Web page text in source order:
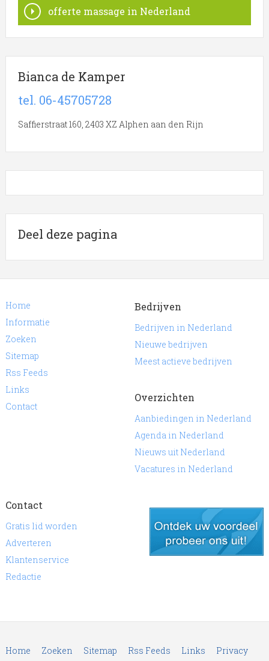
offerte massage in Nederland
Bianca de Kamper
tel. 06-45705728
Saffierstraat 160, 2403 XZ Alphen aan den Rijn
Deel deze pagina
Home
Informatie
Zoeken
Sitemap
Rss Feeds
Links
Contact
Bedrijven
Bedrijven in Nederland
Nieuwe bedrijven
Meest actieve bedrijven
Overzichten
Aanbiedingen in Nederland
Agenda in Nederland
Nieuws uit Nederland
Vacatures in Nederland
Contact
Gratis lid worden
Adverteren
Klantenservice
Redactie
Home Zoeken Sitemap Rss Feeds Links Privacy